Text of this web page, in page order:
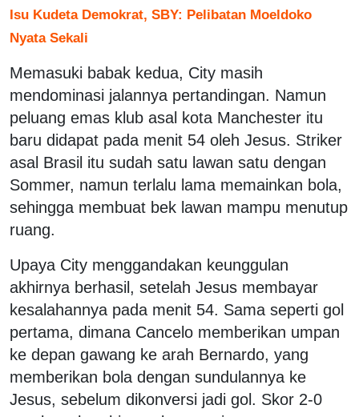
Isu Kudeta Demokrat, SBY: Pelibatan Moeldoko
Nyata Sekali
Memasuki babak kedua, City masih
mendominasi jalannya pertandingan. Namun
peluang emas klub asal kota Manchester itu
baru didapat pada menit 54 oleh Jesus. Striker
asal Brasil itu sudah satu lawan satu dengan
Sommer, namun terlalu lama memainkan bola,
sehingga membuat bek lawan mampu menutup
ruang.
Upaya City menggandakan keunggulan
akhirnya berhasil, setelah Jesus membayar
kesalahannya pada menit 54. Sama seperti gol
pertama, dimana Cancelo memberikan umpan
ke depan gawang ke arah Bernardo, yang
memberikan bola dengan sundulannya ke
Jesus, sebelum dikonversi jadi gol. Skor 2-0